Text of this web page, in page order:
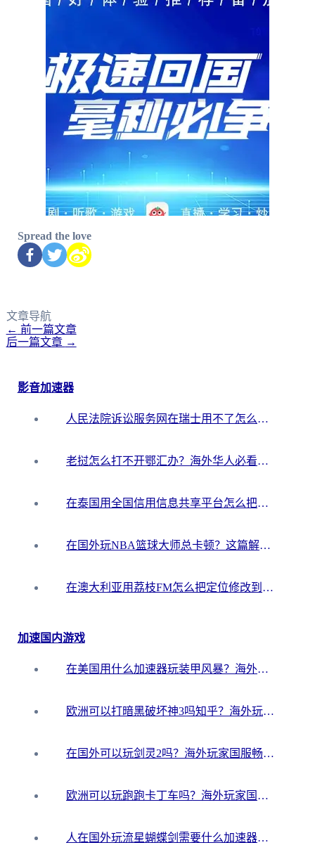
Spread the love
文章导航
← 前一篇文章
后一篇文章 →
影音加速器
人民法院诉讼服务网在瑞士用不了怎么办？海外华人必备的回国加速指南
老挝怎么打不开鄂汇办？海外华人必看的回国加速全攻略（附欧洲杯小说流畅技巧）
在泰国用全国信用信息共享平台怎么把定位修改到中国国内？海外党解决国内服务访问难题的实用指南
在国外玩NBA篮球大师总卡顿？这篇解决你所有海外看国内内容的烦恼
在澳大利亚用荔枝FM怎么把定位修改到中国国内？海外华人必看的内容访问指南
加速国内游戏
在美国用什么加速器玩装甲风暴？海外玩家亲测有效的国服游戏加速指南
欧洲可以打暗黑破坏神3吗知乎？海外玩家国服游戏加速终极指南
在国外可以玩剑灵2吗？海外玩家国服畅玩终极指南（附永恒之塔明日方舟加速方案）
欧洲可以玩跑跑卡丁车吗？海外玩家国服游戏畅玩终极指南（附QQ炫舞剑网3解决方案）
人在国外玩流星蝴蝶剑需要什么加速器？老玩家亲测的终极解决方案